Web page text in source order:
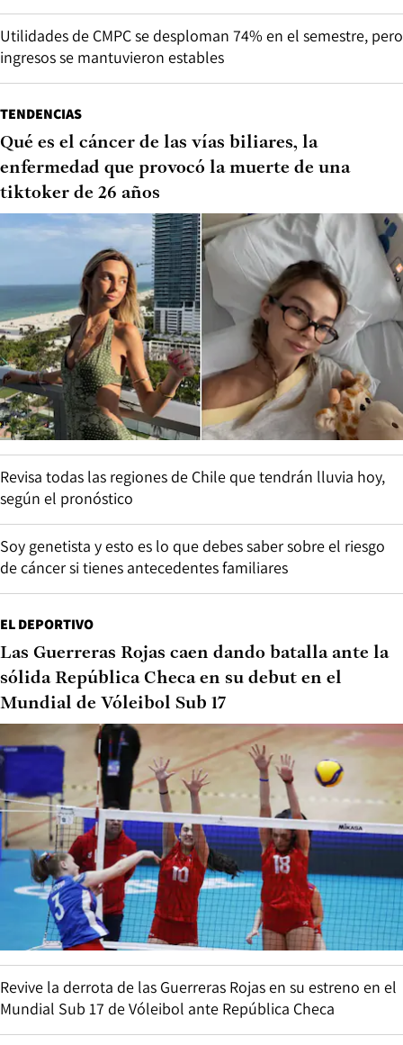
Utilidades de CMPC se desploman 74% en el semestre, pero
ingresos se mantuvieron estables
TENDENCIAS
Qué es el cáncer de las vías biliares, la
enfermedad que provocó la muerte de una
tiktoker de 26 años
Revisa todas las regiones de Chile que tendrán lluvia hoy,
según el pronóstico
Soy genetista y esto es lo que debes saber sobre el riesgo
de cáncer si tienes antecedentes familiares
EL DEPORTIVO
Las Guerreras Rojas caen dando batalla ante la
sólida República Checa en su debut en el
Mundial de Vóleibol Sub 17
Revive la derrota de las Guerreras Rojas en su estreno en el
Mundial Sub 17 de Vóleibol ante República Checa